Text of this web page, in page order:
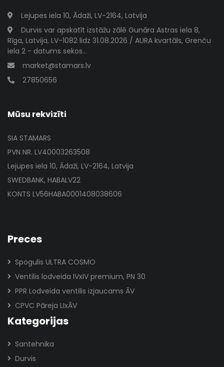
Lejupes iela 10, Ādaži, LV-2164, Latvija
Durvis var apskatīt izstāžu zālē Gunāra Astras iela 8,
Rīga, Latvija, LV-1082 lidz 31.08.2026 / AURA kvartāls, Grenču
iela 2 - datums sekos...
market@stamars.lv
27850656
Mūsu rekvizīti
SIA STAMARS
PVN NR. LV40003263508
Lejupes iela 10, Ādaži, LV-2164, Latvija
SWEDBANK, HABALV22
KONTS LV56HABA0001408038606
Preces
Spogulis ULTRA COSMO
Ventilis lodveida IVxIV premium, PN 30
PPR Lodveida ventilis izjaucams ĀV
CPVC Pāreja LIxĀV
Kategorijas
Santehnika
Durvis